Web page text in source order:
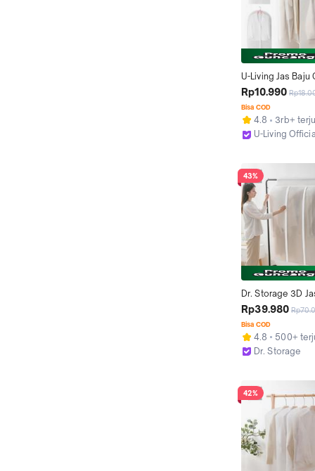
U-Living Jas Baju
Gantungan Anti
Debu Pelindung
Ziplock CB001
Rp10.990
Bisa COD
4.8
3rb+
U-Living
43%
Dr. Storage 3D
Baju Gantungan
Anti Debu
Pakaian
Rp39.980
Bisa COD
4.8
500+
Dr. Storage
42%